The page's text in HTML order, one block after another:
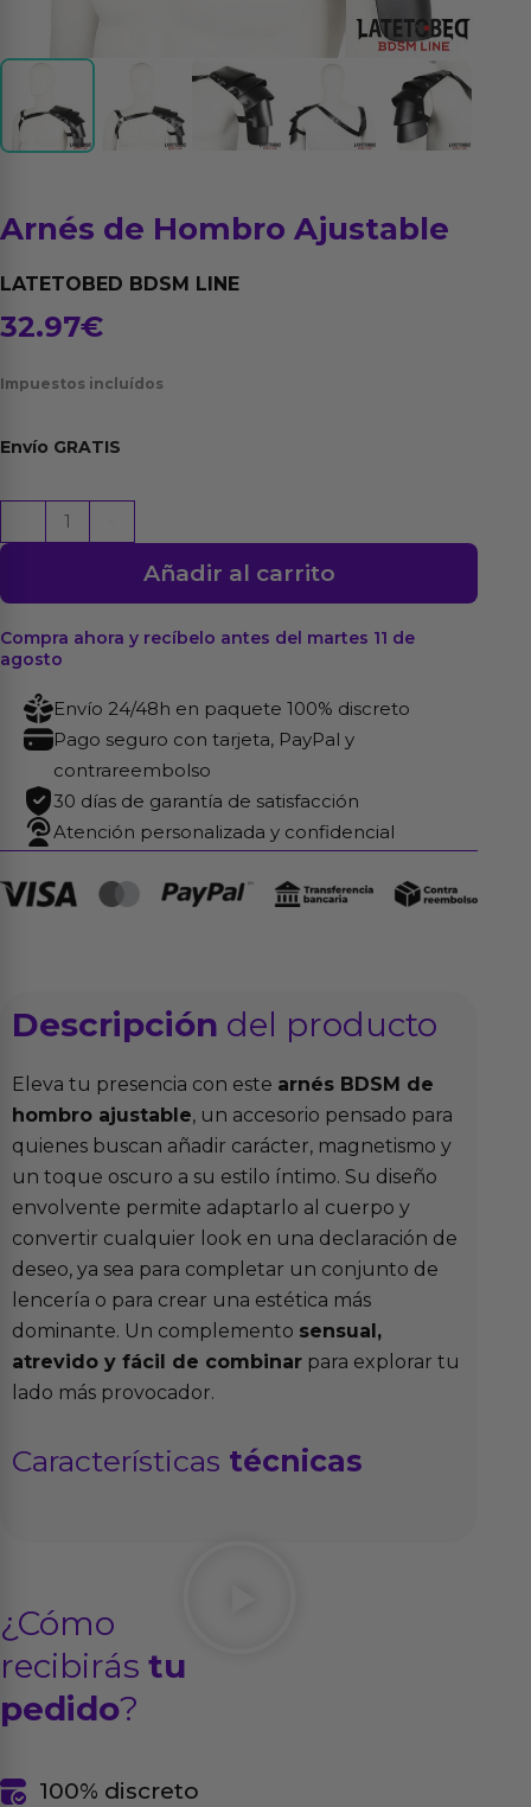
Arnés de Hombro Ajustable
LATETOBED BDSM LINE
32.97€
Impuestos incluídos
Envío GRATIS
de
Ajustable
cantidad
Añadir al carrito
Compra ahora y recíbelo antes del martes 11 de
agosto
Envío 24/48h en paquete 100% discreto
Pago seguro con tarjeta, PayPal y
contrareembolso
30 días de garantía de satisfacción
Atención personalizada y confidencial
Descripción del producto
Eleva tu presencia con este arnés BDSM de
hombro ajustable, un accesorio pensado para
quienes buscan añadir carácter, magnetismo y
un toque oscuro a su estilo íntimo. Su diseño
envolvente permite adaptarlo al cuerpo y
convertir cualquier look en una declaración de
deseo, ya sea para completar un conjunto de
lencería o para crear una estética más
dominante. Un complemento sensual,
atrevido y fácil de combinar para explorar tu
lado más provocador.
Características técnicas
¿Cómo
recibirás tu
pedido?
100% discreto